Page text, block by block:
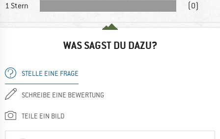
1 Stern
(0)
WAS SAGST DU DAZU?
STELLE EINE FRAGE
SCHREIBE EINE BEWERTUNG
TEILE EIN BILD